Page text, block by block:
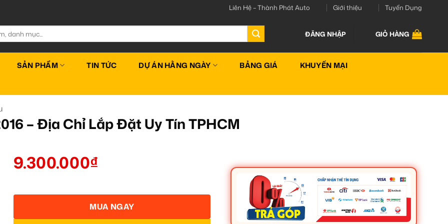
Liên Hệ – Thành Phát Auto Giới thiệu Tuyển Dụng
ĐĂNG NHẬP GIỎ HÀNG
SẢN PHẨM TIN TỨC DỰ ÁN HẰNG NGÀY BẢNG GIÁ KHUYẾN MẠI
– Địa Chỉ Lắp Đặt Uy Tín TPHCM
9.300.000₫
MUA NGAY